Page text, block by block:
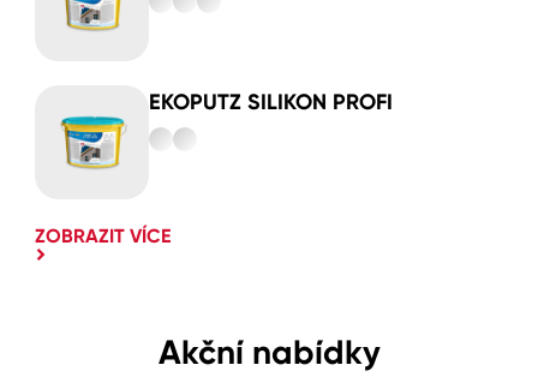
EKOPUTZ SILIKON PROFI
ZOBRAZIT VÍCE
Akční nabídky